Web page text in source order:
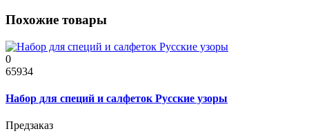
Похожие товары
0
65934
Набор для специй и салфеток Русские узоры
Предзаказ